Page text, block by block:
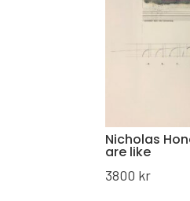
Nicholas
are like
3800 kr